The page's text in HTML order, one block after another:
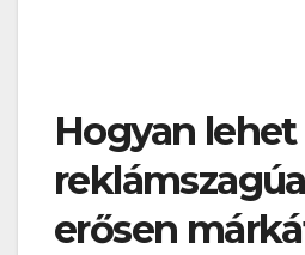
Hogyan
erősen